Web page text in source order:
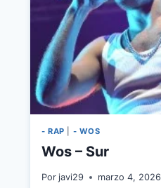
- RAP - WOS
Wos – Sur
Por javi29 marzo 4, 2026